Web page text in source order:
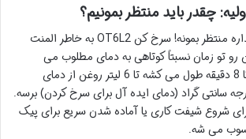
چقدر باید منتظر بمونیم؟
هیچ آشپزی دوست نداره منتظر بمونه! سرخ کن OT6L2 به خاطر المنت
تو زمان نسبتاً کوتاهی به دمای مطلوب می
رسونه. معمولاً بین 5 تا 8 دقیقه طول می کشه تا 6 لیتر روغن از دمای
به 170-180 درجه سانتی گراد (دمای ایده آل برای سرخ کردن) برسه.
شروع شیفت کاری یا آماده شدن سریع برای پیک
می شه.